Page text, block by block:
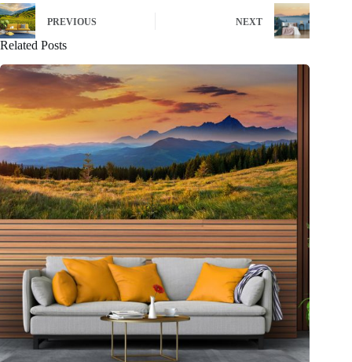
PREVIOUS NEXT
Related Posts